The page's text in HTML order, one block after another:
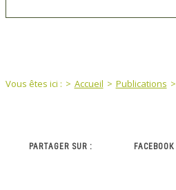
You are here:
Vous êtes ici : Accueil Publications
PARTAGER SUR : FACEBOOK